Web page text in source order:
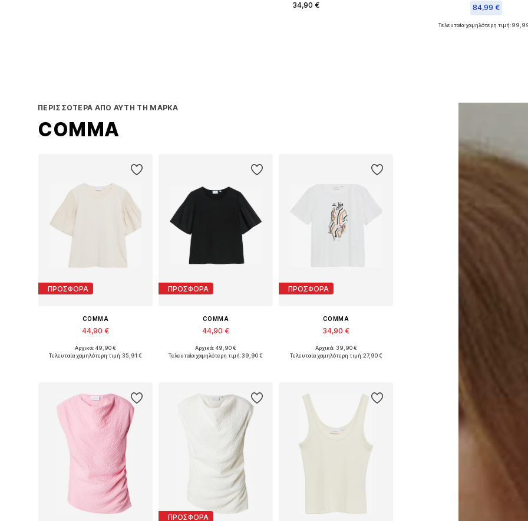
34,90 € 84,99 €
Διαθέσιμα μεγέθη: 27-28, 35-
Τελευταία χαμηλότερη τιμή:
ΠΕΡΙΣΣΌΤΕΡΑ ΑΠΌ ΑΥΤΉ ΤΗ ΜΆΡΚΑ
COMMA
ΠΡΟΣΦΟΡΑ
COMMA
44,90 €
Αρχικά: 49,90 €
Τελευταία χαμηλότερη τιμή:35,91 €
ΠΡΟΣΦΟΡΑ
COMMA
44,90 €
Διαθέσιμο σε πολλά μεγέθη
Αρχικά: 49,90 €
Τελευταία χαμηλότερη τιμή:39,90 €
ΠΡΟΣΦΟΡΑ
COMMA
34,90 €
Αρχικά: 39,90 €
Τελευταία χαμηλότερη τιμή:27,90 €
ΠΡΟΣΦΟΡΑ